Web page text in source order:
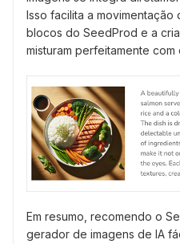
Isso facilita a
blocos do SeedProd e a
misturam perfeitamente
Em resumo, recomendo o
gerador de imagens de IA